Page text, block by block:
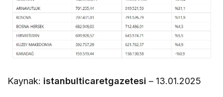
Kaynak: istanbulticaretgazetesi – 13.01.2025